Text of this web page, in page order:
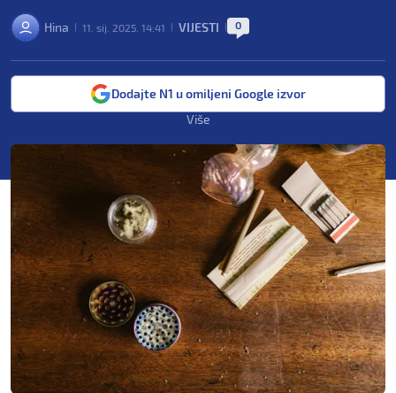
Hina 11. sij. 2025. 14:41 VIJESTI 0
Dodajte N1 u omiljeni Google izvor
Više